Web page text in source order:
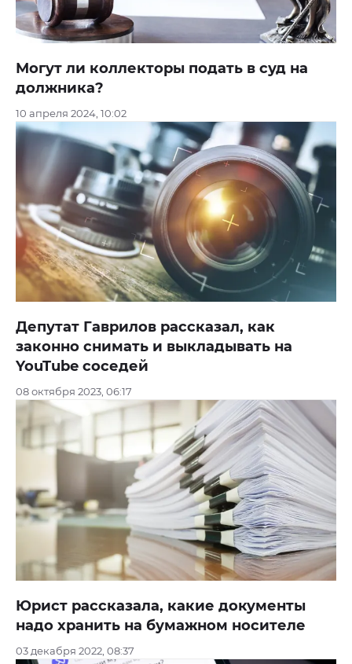
Могут ли коллекторы подать в суд на
должника?
10 апреля 2024, 10:02
Депутат Гаврилов рассказал, как
законно снимать и выкладывать на
YouTube соседей
08 октября 2023, 06:17
Юрист рассказала, какие документы
надо хранить на бумажном носителе
03 декабря 2022, 08:37